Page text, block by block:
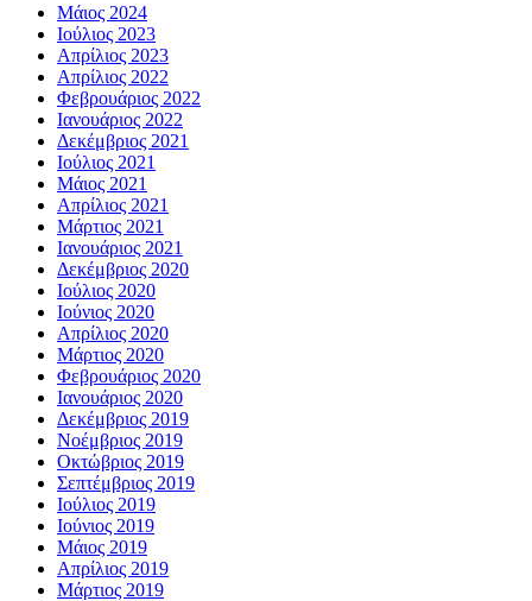
Μάιος 2024
Ιούλιος 2023
Απρίλιος 2023
Απρίλιος 2022
Φεβρουάριος 2022
Ιανουάριος 2022
Δεκέμβριος 2021
Ιούλιος 2021
Μάιος 2021
Απρίλιος 2021
Μάρτιος 2021
Ιανουάριος 2021
Δεκέμβριος 2020
Ιούλιος 2020
Ιούνιος 2020
Απρίλιος 2020
Μάρτιος 2020
Φεβρουάριος 2020
Ιανουάριος 2020
Δεκέμβριος 2019
Νοέμβριος 2019
Οκτώβριος 2019
Σεπτέμβριος 2019
Ιούλιος 2019
Ιούνιος 2019
Μάιος 2019
Απρίλιος 2019
Μάρτιος 2019